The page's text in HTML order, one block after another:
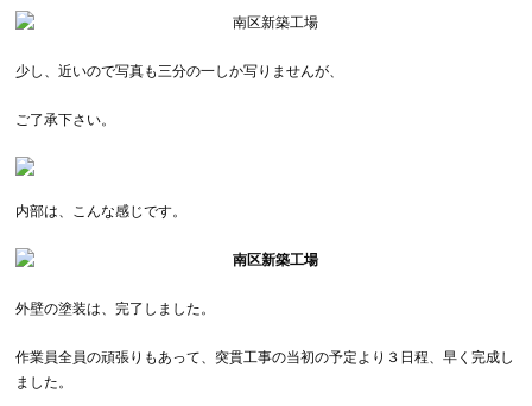
少し、近いので写真も三分の一しか写りませんが、
ご了承下さい。
内部は、こんな感じです。
外壁の塗装は、完了しました。
作業員全員の頑張りもあって、突貫工事の当初の予定より３日程、早く完成し
ました。